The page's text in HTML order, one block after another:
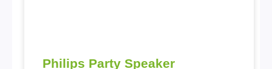
Philips Party Speaker